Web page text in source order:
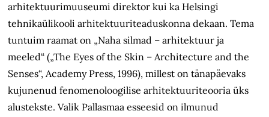
arhitektuurimuuseumi direktor kui ka Helsingi
tehnikaülikooli arhitektuuriteaduskonna dekaan. Tema
tuntuim raamat on „Naha silmad – arhitektuur ja
meeled“ („The Eyes of the Skin – Architecture and the
Senses“, Academy Press, 1996), millest on tänapäevaks
kujunenud fenomenoloogilise arhitektuuriteooria üks
alustekste. Valik Pallasmaa esseesid on ilmunud